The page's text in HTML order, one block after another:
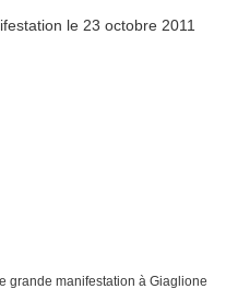
grande manifestation à Giaglione